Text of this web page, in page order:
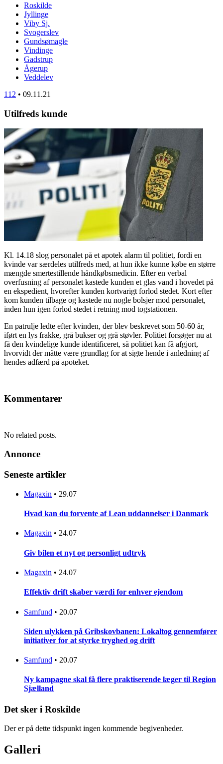
Roskilde
Jyllinge
Viby Sj.
Svogerslev
Gundsømagle
Vindinge
Gadstrup
Ågerup
Veddelev
112 • 09.11.21
Utilfreds kunde
Kl. 14.18 slog personalet på et apotek alarm til politiet, fordi en
kvinde var særdeles utilfreds med, at hun ikke kunne købe en større
mængde smertestillende håndkøbsmedicin. Efter en verbal
overfusning af personalet kastede kunden et glas vand i hovedet på
en ekspedient, hvorefter kunden kortvarigt forlod stedet. Kort efter
kom kunden tilbage og kastede nu nogle bolsjer mod personalet,
inden hun igen forlod stedet i retning mod togstationen.
En patrulje ledte efter kvinden, der blev beskrevet som 50-60 år,
iført en lys frakke, grå bukser og grå støvler. Politiet forsøger nu at
få den kvindelige kunde identificeret, så politiet kan få afgjort,
hvorvidt der måtte være grundlag for at sigte hende i anledning af
hendes adfærd på apoteket.
Kommentarer
No related posts.
Annonce
Seneste artikler
Magaxin • 29.07
Hvad kan du forvente af Lean uddannelser i Danmark
Magaxin • 24.07
Giv bilen et nyt og personligt udtryk
Magaxin • 24.07
Effektiv drift skaber værdi for enhver ejendom
Samfund • 20.07
Siden ulykken på Gribskovbanen: Lokaltog gennemfører
initiativer for at styrke tryghed og drift
Samfund • 20.07
Ny kampagne skal få flere praktiserende læger til Region
Sjælland
Det sker i Roskilde
Der er på dette tidspunkt ingen kommende begivenheder.
Galleri